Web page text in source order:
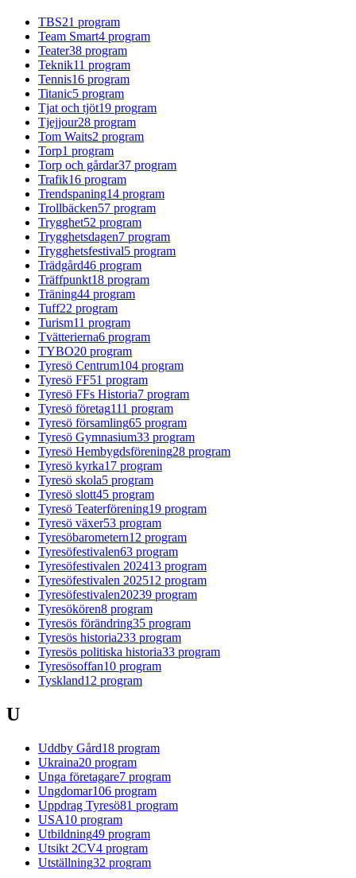
TBS21 program
Team Smart4 program
Teater38 program
Teknik11 program
Tennis16 program
Titanic5 program
Tjat och tjöt19 program
Tjejjour28 program
Tom Waits2 program
Torp1 program
Torp och gårdar37 program
Trafik16 program
Trendspaning14 program
Trollbäcken57 program
Trygghet52 program
Trygghetsdagen7 program
Trygghetsfestival5 program
Trädgård46 program
Träffpunkt18 program
Träning44 program
Tuff22 program
Turism11 program
Tvätterierna6 program
TYBO20 program
Tyresö Centrum104 program
Tyresö FF51 program
Tyresö FFs Historia7 program
Tyresö företag111 program
Tyresö församling65 program
Tyresö Gymnasium33 program
Tyresö Hembygdsförening28 program
Tyresö kyrka17 program
Tyresö skola5 program
Tyresö slott45 program
Tyresö Teaterförening19 program
Tyresö växer53 program
Tyresöbarometern12 program
Tyresöfestivalen63 program
Tyresöfestivalen 202413 program
Tyresöfestivalen 202512 program
Tyresöfestivalen20239 program
Tyresökören8 program
Tyresös förändring35 program
Tyresös historia233 program
Tyresös politiska historia33 program
Tyresösoffan10 program
Tyskland12 program
U
Uddby Gård18 program
Ukraina20 program
Unga företagare7 program
Ungdomar106 program
Uppdrag Tyresö81 program
USA10 program
Utbildning49 program
Utsikt 2CV4 program
Utställning32 program